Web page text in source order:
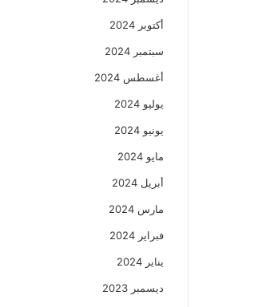
أكتوبر 2024
سبتمبر 2024
أغسطس 2024
يوليو 2024
يونيو 2024
مايو 2024
أبريل 2024
مارس 2024
فبراير 2024
يناير 2024
ديسمبر 2023